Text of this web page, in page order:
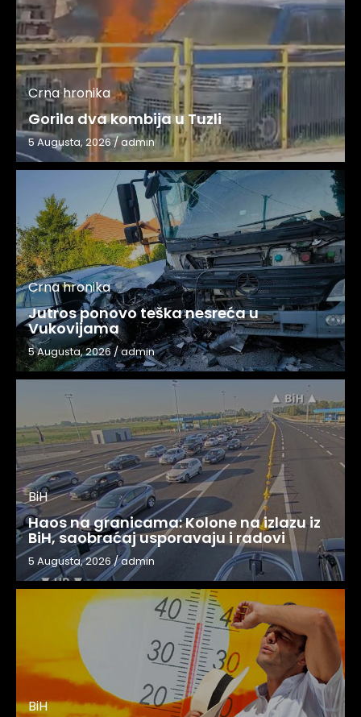
Crna hronika
Gorila dva kombija u Tuzli
5 Augusta, 2026/admin
Crna hronika
Jutros ponovo teška nesreća u
Vukovijama
5 Augusta, 2026/admin
BiH
Haos na granicama: Kolone na izlazu iz
BiH, saobraćaj usporavaju i radovi
5 Augusta, 2026/admin
BiH